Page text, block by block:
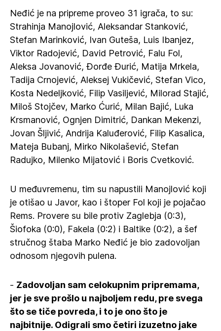
Neđić je na pripreme proveo 31 igrača, to su:
Strahinja Manojlović, Aleksandar Stanković,
Stefan Marinković, Ivan Guteša, Luis Ibanjez,
Viktor Radojević, David Petrović, Falu Fol,
Aleksa Jovanović, Đorđe Đurić, Matija Mrkela,
Tadija Crnojević, Aleksej Vukičević, Stefan Vico,
Kosta Nedeljković, Filip Vasiljević, Milorad Stajić,
Miloš Stojčev, Marko Ćurić, Milan Bajić, Luka
Krsmanović, Ognjen Dimitrić, Dankan Mekenzi,
Jovan Šljivić, Andrija Kaluđerović, Filip Kasalica,
Mateja Bubanj, Mirko Nikolašević, Stefan
Radujko, Milenko Mijatović i Boris Cvetković.
U međuvremenu, tim su napustili Manojlović koji
je otišao u Javor, kao i štoper Fol koji je pojačao
Rems. Provere su bile protiv Zaglebja (0:3),
Šiofoka (0:0), Fakela (0:2) i Baltike (0:2), a šef
stručnog štaba Marko Neđić je bio zadovoljan
odnosom njegovih pulena.
- Zadovoljan sam celokupnim pripremama,
jer je sve prošlo u najboljem redu, pre svega
što se tiče povreda, i to je ono što je
najbitnije. Odigrali smo četiri izuzetno jake